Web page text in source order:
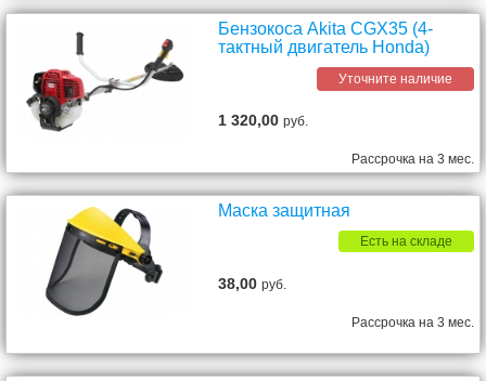
Бензокоса Akita СGX35 (4-
тактный двигатель Honda)
Уточните наличие
1 320,00руб.
Рассрочка на 3 мес.
Маска защитная
Есть на складе
38,00руб.
Рассрочка на 3 мес.